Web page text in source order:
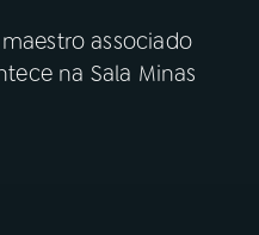
maestro associado
na Sala Minas